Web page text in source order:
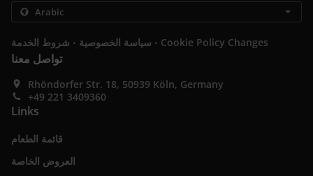
سياسة الخصوصية . شروط الخدمة . Cookie Policy Changes
تواصل معنا
Rhöndorfer Str. 18, 50939 Köln, Germany
+49 221 3409360
Links
قائمة الطعام
العروض الخاصة